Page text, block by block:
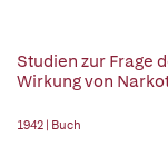
Studien zur Frage
Wirkung von
1942 | Buch